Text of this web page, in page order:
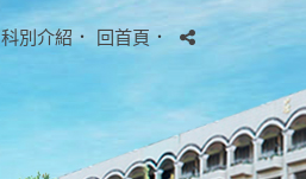
科別介紹． 回首頁．